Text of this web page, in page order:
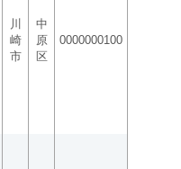
川
崎
市
中
原
区
0000000100